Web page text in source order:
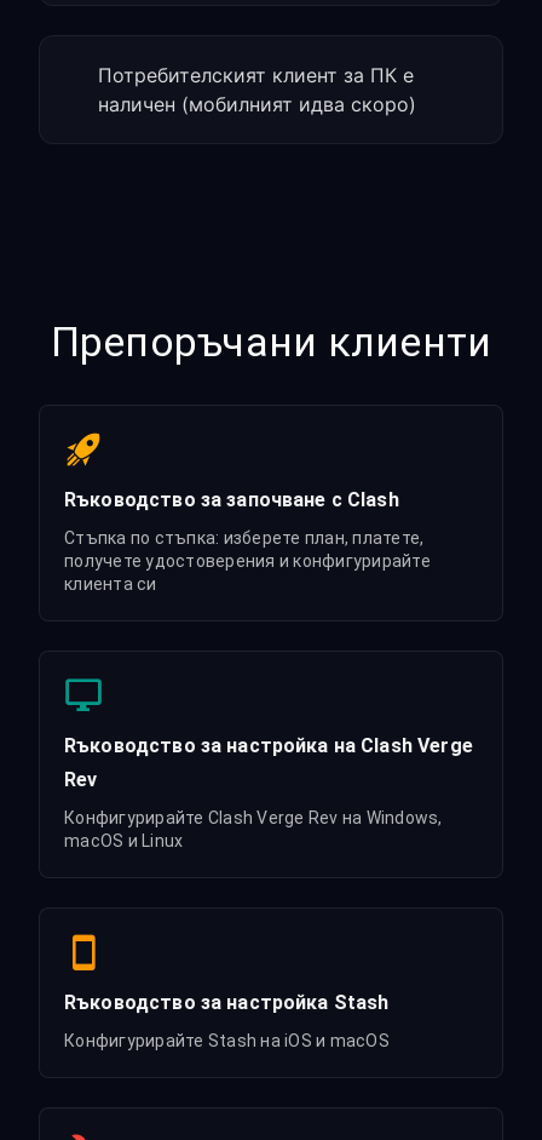
Потребителският клиент за ПК е
наличен (мобилният идва скоро)
Препоръчани клиенти
Rъководство за започване с Clash
Стъпка по стъпка: изберете план, платете,
получете удостоверения и конфигурирайте
клиента си
Rъководство за настройка на Clash Verge
Rev
Конфигурирайте Clash Verge Rev на Windows,
macOS и Linux
Rъководство за настройка Stash
Конфигурирайте Stash на iOS и macOS